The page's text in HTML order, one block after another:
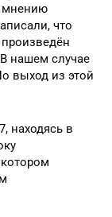
мнению
что
нашем случае
выход из этой
находясь в